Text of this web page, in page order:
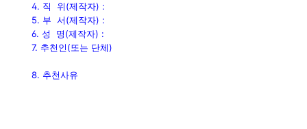
4. 직 위(제작자) :
5. 부 서(제작자) :
6. 성 명(제작자) :
7. 추천인(또는 단체)
8. 추천사유